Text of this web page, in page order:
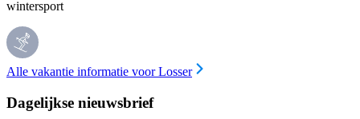
wintersport
Alle vakantie informatie voor Losser
Dagelijkse nieuwsbrief